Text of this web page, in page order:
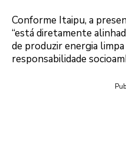
Conforme Itaipu, a
“está diretamente
de produzir energia
responsabilidade